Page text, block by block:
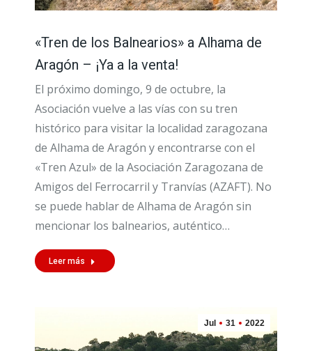
«Tren de los Balnearios» a Alhama de
Aragón – ¡Ya a la venta!
El próximo domingo, 9 de octubre, la
Asociación vuelve a las vías con su tren
histórico para visitar la localidad zaragozana
de Alhama de Aragón y encontrarse con el
«Tren Azul» de la Asociación Zaragozana de
Amigos del Ferrocarril y Tranvías (AZAFT). No
se puede hablar de Alhama de Aragón sin
mencionar los balnearios, auténtico…
Leer más
Jul 31 2022